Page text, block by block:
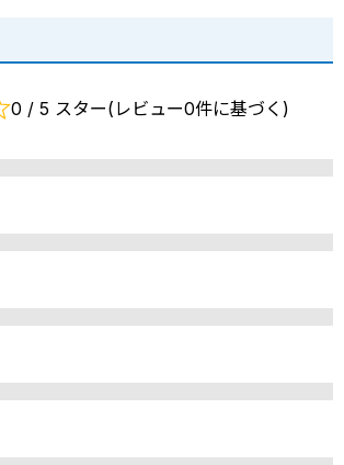
0 / 5 スター(レビュー0件に基づく)